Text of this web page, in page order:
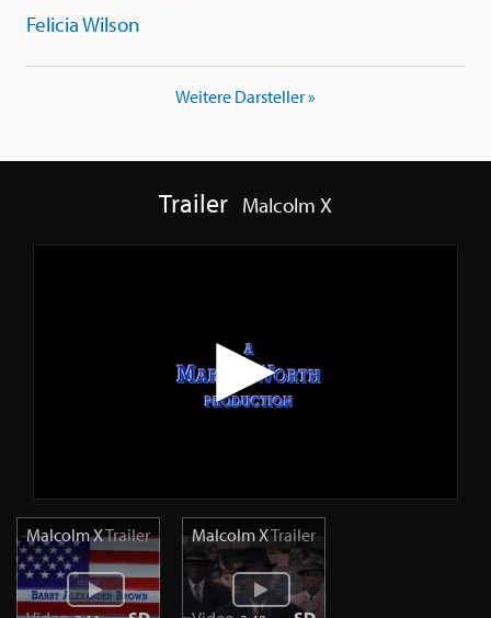
Felicia Wilson
Weitere Darsteller »
Trailer Malcolm X
Malcolm XTrailer Malcolm XTrailer